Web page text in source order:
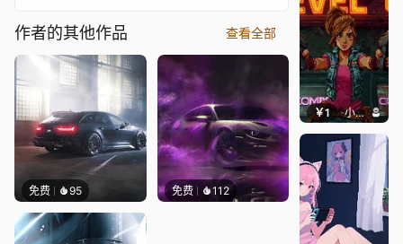
作者的其他作品 查看全部
免费 95 免费 112
￥1 小鹿子